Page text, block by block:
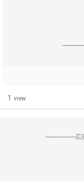
1 view
--------------------